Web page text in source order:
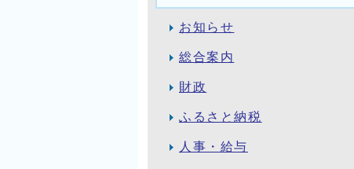
お知らせ
総合案内
財政
ふるさと納税
人事・給与